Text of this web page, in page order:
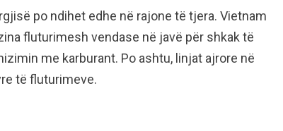
po ndihet edhe në rajone të tjera. Vietnam
fluturimesh vendase në javë për shkak të
me karburant. Po ashtu, linjat ajrore në
të fluturimeve.